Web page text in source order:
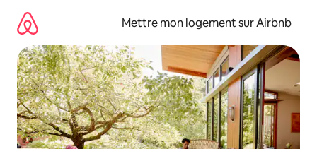
directement
contenu
Mettre mon logement sur Airbnb